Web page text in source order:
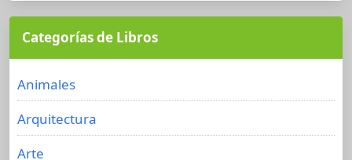
Categorías de Libros
Animales
Arquitectura
Arte